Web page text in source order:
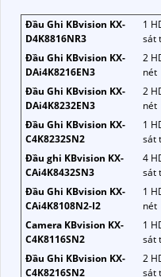
Đầu Ghi KBvision KX-
D4K8816NR3
1
sát
Đầu Ghi KBvision KX-
DAi4K8216EN3
2
nét
Đầu Ghi KBvision KX-
DAi4K8232EN3
2
nét
Đầu Ghi KBvision KX-
C4K8232SN2
1
sát
Đầu ghi KBvision KX-
CAi4K8432SN3
4
sát
Đầu Ghi KBvision KX-
CAi4K8108N2-I2
1
nét
Camera KBvision KX-
C4K8116SN2
1
sát
Đầu Ghi KBvision KX-
C4K8216SN2
2
sát